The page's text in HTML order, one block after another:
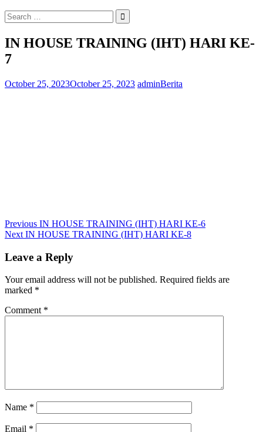
Search
for:
IN HOUSE TRAINING (IHT) HARI KE-
7
October 25, 2023October 25, 2023 adminBerita
Post
navigation
Previous Previous
post:
IN HOUSE TRAINING (IHT) HARI KE-6
Next Next
IN HOUSE TRAINING (IHT) HARI KE-8
Leave a Reply
Your email address will not be published. Required fields are
marked *
Comment *
Name *
Email *